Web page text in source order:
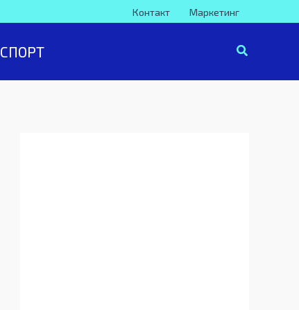
Контакт Маркетинг
СПОРТ